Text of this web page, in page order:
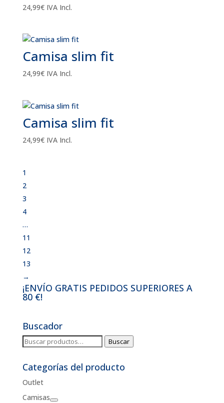
24,99€ IVA Incl.
Camisa slim fit
24,99€ IVA Incl.
Camisa slim fit
24,99€ IVA Incl.
1
2
3
4
…
11
12
13
→
¡ENVÍO GRATIS PEDIDOS SUPERIORES A
80 €!
Buscador
Buscar
Buscar
Categorías del producto
Outlet
Camisas